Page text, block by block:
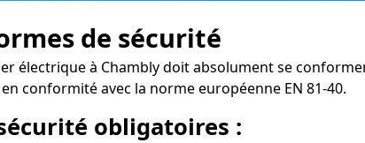
de sécurité
électrique à Chambly doit absolument se
conformité avec la norme européenne EN 81-40.
obligatoires :